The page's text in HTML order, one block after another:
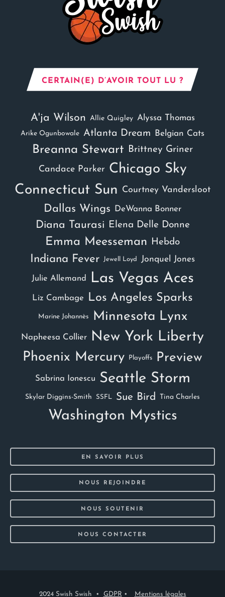
CERTAIN(E) D’AVOIR TOUT LU ?
A'ja Wilson Allie Quigley Alyssa Thomas
Arike Ogunbowale Atlanta Dream Belgian Cats
Breanna Stewart Brittney Griner
Candace Parker Chicago Sky
Connecticut Sun
Courtney Vandersloot
Dallas Wings DeWanna Bonner
Diana Taurasi Elena Delle Donne
Emma Meesseman Hebdo
Indiana Fever Jewell Loyd Jonquel Jones
Julie Allemand Las Vegas Aces
Liz Cambage Los Angeles Sparks
Marine Johannès Minnesota Lynx
Napheesa Collier New York Liberty
Phoenix Mercury Playoffs Preview
Sabrina Ionescu Seattle Storm
Skylar Diggins-Smith SSFL Sue Bird Tina Charles
Washington Mystics
EN SAVOIR PLUS
NOUS REJOINDRE
NOUS SOUTENIR
NOUS CONTACTER
2024 Swish Swish • GDPR • Mentions légales